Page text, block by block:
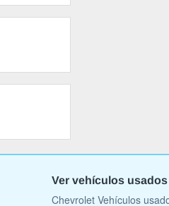
Ver vehículos usados
Chevrolet Vehículos